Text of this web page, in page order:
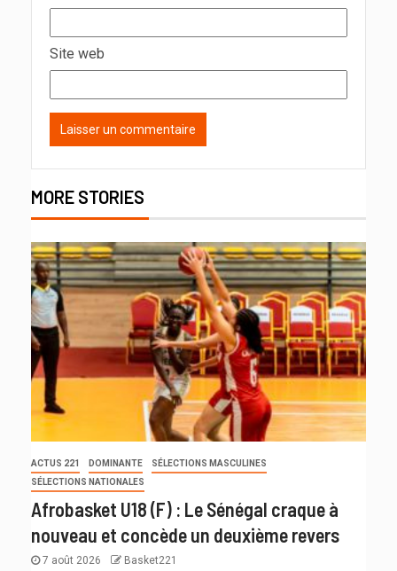
Site web
MORE STORIES
ACTUS 221 DOMINANTE
SÉLECTIONS MASCULINES
SÉLECTIONS NATIONALES
Afrobasket U18 (F) : Le Sénégal craque à
nouveau et concède un deuxième revers
7 août 2026 Basket221